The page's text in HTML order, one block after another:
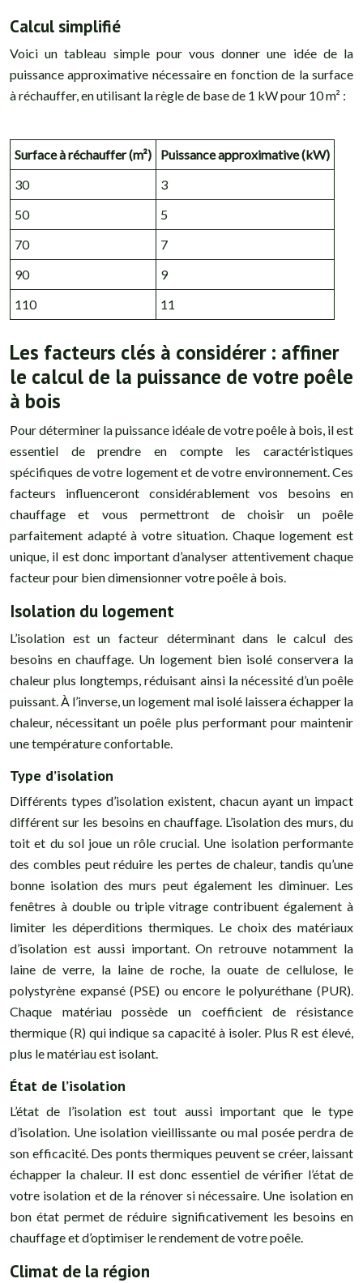
Calcul simplifié
Voici un tableau simple pour vous donner une idée de la
puissance approximative nécessaire en fonction de la surface
à réchauffer, en utilisant la règle de base de 1 kW pour 10 m² :
Surface à réchauffer (m²)
Puissance approximative (kW)
30
3
50
5
70
7
90
9
110
11
Les facteurs clés à considérer : affiner
le calcul de la puissance de votre poêle
à bois
Pour déterminer la puissance idéale de votre poêle à bois, il est
essentiel de prendre en compte les caractéristiques
spécifiques de votre logement et de votre environnement. Ces
facteurs influenceront considérablement vos besoins en
chauffage et vous permettront de choisir un poêle
parfaitement adapté à votre situation. Chaque logement est
unique, il est donc important d’analyser attentivement chaque
facteur pour bien dimensionner votre poêle à bois.
Isolation du logement
L’isolation est un facteur déterminant dans le calcul des
besoins en chauffage. Un logement bien isolé conservera la
chaleur plus longtemps, réduisant ainsi la nécessité d’un poêle
puissant. À l’inverse, un logement mal isolé laissera échapper la
chaleur, nécessitant un poêle plus performant pour maintenir
une température confortable.
Type d’isolation
Différents types d’isolation existent, chacun ayant un impact
différent sur les besoins en chauffage. L’isolation des murs, du
toit et du sol joue un rôle crucial. Une isolation performante
des combles peut réduire les pertes de chaleur, tandis qu’une
bonne isolation des murs peut également les diminuer. Les
fenêtres à double ou triple vitrage contribuent également à
limiter les déperditions thermiques. Le choix des matériaux
d’isolation est aussi important. On retrouve notamment la
laine de verre, la laine de roche, la ouate de cellulose, le
polystyrène expansé (PSE) ou encore le polyuréthane (PUR).
Chaque matériau possède un coefficient de résistance
thermique (R) qui indique sa capacité à isoler. Plus R est élevé,
plus le matériau est isolant.
État de l’isolation
L’état de l’isolation est tout aussi important que le type
d’isolation. Une isolation vieillissante ou mal posée perdra de
son efficacité. Des ponts thermiques peuvent se créer, laissant
échapper la chaleur. Il est donc essentiel de vérifier l’état de
votre isolation et de la rénover si nécessaire. Une isolation en
bon état permet de réduire significativement les besoins en
chauffage et d’optimiser le rendement de votre poêle.
Climat de la région